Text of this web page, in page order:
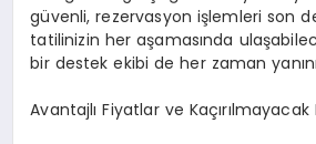
güvenli, rezervasyon işlemleri son
tatilinizin her aşamasında
bir destek ekibi de her zaman
Avantajlı Fiyatlar ve